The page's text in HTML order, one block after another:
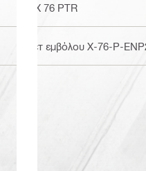
DX 76 PTR
Σετ εμβόλου X-76-P-